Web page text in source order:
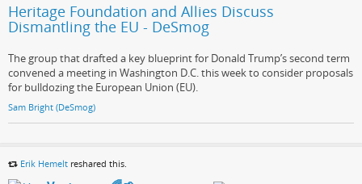
Heritage Foundation and Allies Discuss
Dismantling the EU - DeSmog
The group that drafted a key blueprint for Donald Trump’s second term
convened a meeting in Washington D.C. this week to consider proposals
for bulldozing the European Union (EU).
Sam Bright (DeSmog)
Erik Hemelt reshared this.